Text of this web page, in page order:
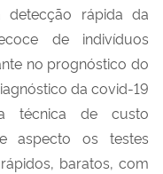
detecção rápida da
de indivíduos
no prognóstico do
da covid-19
técnica de custo
aspecto os testes
baratos, com